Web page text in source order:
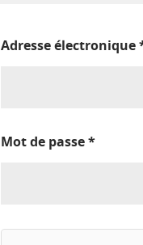
Adresse électronique
Mot de passe*